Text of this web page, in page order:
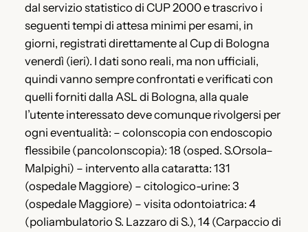
dal servizio statistico di CUP 2000 e trascrivo i
seguenti tempi di attesa minimi per esami, in
giorni, registrati direttamente al Cup di Bologna
venerdì (ieri). I dati sono reali, ma non ufficiali,
quindi vanno sempre confrontati e verificati con
quelli forniti dalla ASL di Bologna, alla quale
l’utente interessato deve comunque rivolgersi per
ogni eventualità: – colonscopia con endoscopio
flessibile (pancolonscopia): 18 (osped. S.Orsola–
Malpighi) – intervento alla cataratta: 131
(ospedale Maggiore) – citologico-urine: 3
(ospedale Maggiore) – visita odontoiatrica: 4
(poliambulatorio S. Lazzaro di S.), 14 (Carpaccio di